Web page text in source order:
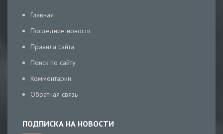
Главная
Последние новости
Правила сайта
Поиск по сайту
Комментарии
Обратная связь
ПОДПИСКА НА НОВОСТИ